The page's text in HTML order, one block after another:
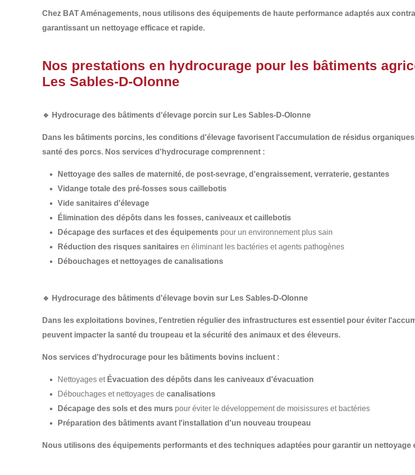
Chez BAT Aménagements, nous utilisons des équipements de haute performance adaptés aux
garantissant un nettoyage efficace et rapide.
Nos prestations en hydrocurage pour les bâtiments
Les Sables-D-Olonne
🔹 Hydrocurage des bâtiments d'élevage porcin sur Les Sables-D-Olonne
Dans les bâtiments porcins, les conditions d'élevage favorisent l'accumulation de résidus organiques
santé des porcs. Nos services d'hydrocurage comprennent :
Nettoyage des salles de maternité, de post-sevrage, d'engraissement, verraterie, gestantes
Vidange totale des pré-fosses sous caillebotis
Vide sanitaires d'élevage
Élimination des dépôts dans les fosses, caniveaux et caillebotis
Décapage des surfaces et des équipements pour un environnement plus sain
Réduction des risques sanitaires en éliminant les bactéries et agents pathogènes
Débouchages et nettoyages de canalisations
🔹 Hydrocurage des bâtiments d'élevage bovin sur Les Sables-D-Olonne
Dans les exploitations bovines, l'entretien régulier des infrastructures est essentiel pour éviter
peuvent impacter la santé du troupeau et la sécurité des animaux et des éleveurs.
Nos services d'hydrocurage pour les bâtiments bovins incluent :
Nettoyages et Évacuation des dépôts dans les caniveaux d'évacuation
Débouchages et nettoyages de canalisations
Décapage des sols et des murs pour éviter le développement de moisissures et bactéries
Préparation des bâtiments avant l'installation d'un nouveau troupeau
Nous utilisons des équipements performants et des techniques adaptées pour garantir un nettoyage